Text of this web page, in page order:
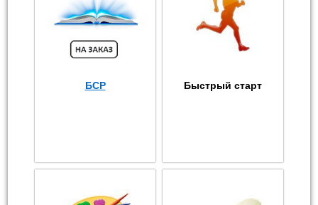
БСР Быстрый старт